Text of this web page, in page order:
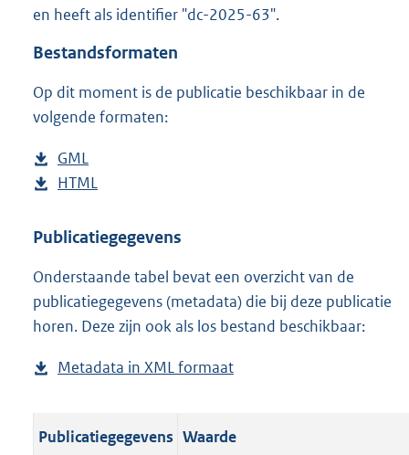
o
e
en heeft als identifier "dc-2025-63".
Bestandsformaten
Op dit moment is de publicatie beschikbaar in de
volgende formaten:
D
o
n
o
a
d
u
l
GML
e
t
n
d
s
r
o
D
w
l
o
a
p
b
HTML
s
a
n
d
g
o
Publicatiegegevens
Onderstaande tabel bevat een overzicht van de
publicatiegegevens (metadata) die bij deze publicatie
horen. Deze zijn ook als los bestand beschikbaar:
Metadata in XML formaat
t
Publicatiegegevens Waarde